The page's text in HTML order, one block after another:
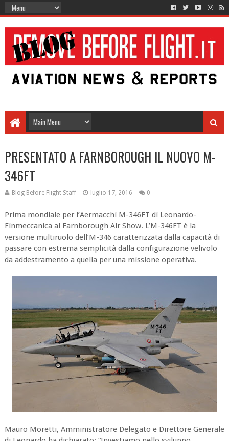
PRESENTATO A FARNBOROUGH IL NUOVO M-
346FT
Blog Before Flight Staff luglio 17, 2016 0
Prima mondiale per l’Aermacchi M-346FT di Leonardo-
Finmeccanica al Farnborough Air Show. L’M-346FT è la
versione multiruolo dell’M-346 caratterizzata dalla capacità di
passare con estrema semplicità dalla configurazione velivolo
da addestramento a quella per una missione operativa.
Mauro Moretti, Amministratore Delegato e Direttore Generale